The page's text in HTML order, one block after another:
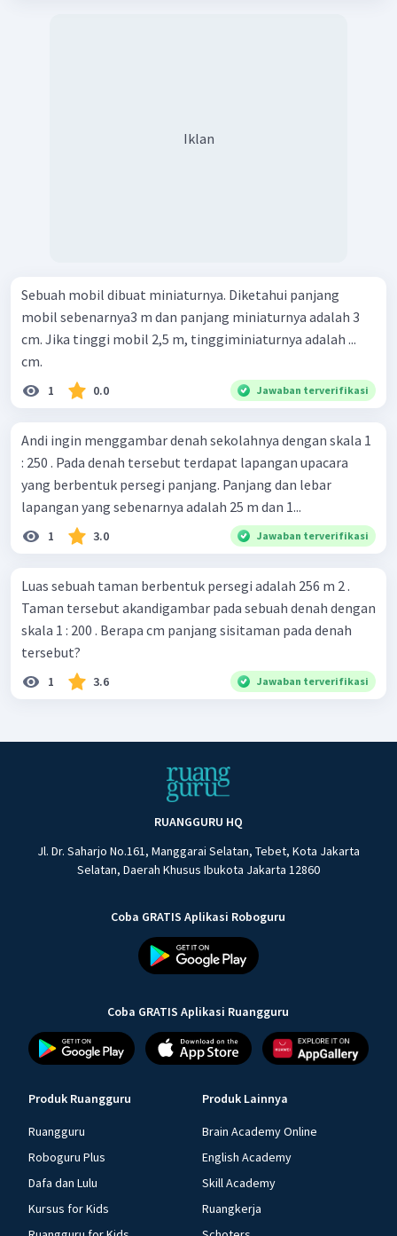
Iklan
Sebuah mobil dibuat miniaturnya. Diketahui panjang
mobil sebenarnya3 m dan panjang miniaturnya adalah 3
cm. Jika tinggi mobil 2,5 m, tinggiminiaturnya adalah ...
cm.
1 0.0 Jawaban terverifikasi
Andi ingin menggambar denah sekolahnya dengan skala 1
: 250 . Pada denah tersebut terdapat lapangan upacara
yang berbentuk persegi panjang. Panjang dan lebar
lapangan yang sebenarnya adalah 25 m dan 1...
1 3.0 Jawaban terverifikasi
Luas sebuah taman berbentuk persegi adalah 256 m 2 .
Taman tersebut akandigambar pada sebuah denah dengan
skala 1 : 200 . Berapa cm panjang sisitaman pada denah
tersebut?
1 3.6 Jawaban terverifikasi
RUANGGURU HQ
Jl. Dr. Saharjo No.161, Manggarai Selatan, Tebet, Kota Jakarta
Selatan, Daerah Khusus Ibukota Jakarta 12860
Coba GRATIS Aplikasi Roboguru
Coba GRATIS Aplikasi Ruangguru
Produk Ruangguru
Ruangguru
Roboguru Plus
Dafa dan Lulu
Kursus for Kids
Produk Lainnya
Brain Academy Online
English Academy
Skill Academy
Ruangkerja